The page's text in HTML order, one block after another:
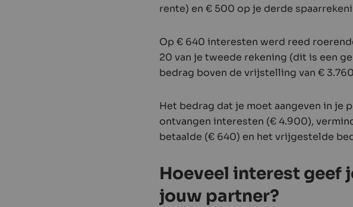
rente) en € 500 op je derde
Op € 640 interesten werd reed
20 van je tweede rekening (dit is een
bedrag boven de vrijstelling van €
Het bedrag dat je moet aangeven in je
ontvangen interesten (€ 4.900),
betaalde (€ 640) en het vrijgestelde
Hoeveel interest geef
jouw partner?